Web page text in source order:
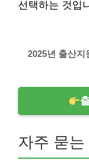
선택하는 것입
2025년 출산지
자주 묻는